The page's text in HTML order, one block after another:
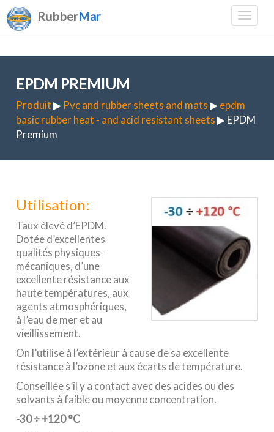
RubberMar
EPDM PREMIUM
Produit▶ Pvc and rubber sheets and mats▶epdm
basic rubber heat - and acid resistant sheets▶ EPDM
Premium
Utilisation:
Taux élevé d’EPDM.
Dotée d’excellentes
qualités physiques-
mécaniques, d’une
excellente résistance aux
haute températures, aux
agents atmosphériques,
à l’eau de mer et au
vieillissement.
On l’utilise à l’extérieur à cause de sa excellente
résistance à l’ozone et aux écarts de température.
Conseillée s’il y a contact avec des acides ou des
solvants à faible ou moyenne concentration.
-30÷+120 °C